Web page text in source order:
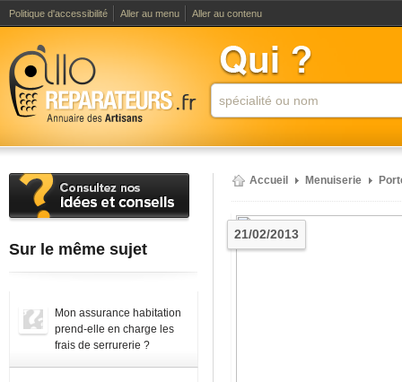
Politique d'accessibilité Aller au menu Aller au contenu
Sur le même sujet
Mon assurance habitation
prend-elle en charge les
frais de serrurerie ?
Accueil Menuiserie
21/02/2013